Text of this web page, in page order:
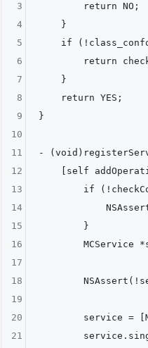
        return NO;
    }
if
return
    }
    return YES;
}
-
[self
if
        }
MCService
service =
3
4
5
6
7
8
9
10
11
12
13
14
15
16
17
18
19
20
21